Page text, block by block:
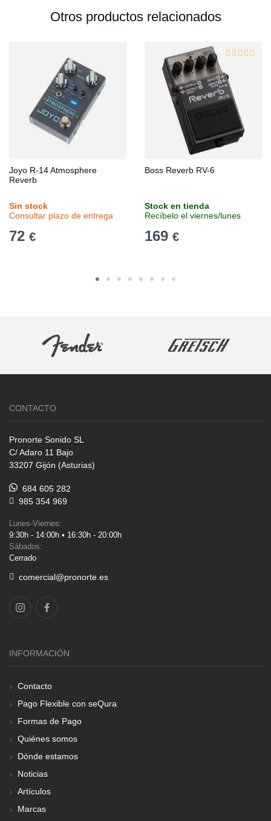
Otros productos relacionados
Joyo R-14 Atmosphere
Reverb
Sin stock
Consultar plazo de entrega
72 €
Boss Reverb RV-6
Stock en tienda
Recíbelo el viernes/lunes
169 €
CONTACTO
Pronorte Sonido SL
C/ Adaro 11 Bajo
33207 Gijón (Asturias)
684 605 282
985 354 969
Lunes-Viernes:
9:30h - 14:00h • 16:30h - 20:00h
Sábados:
Cerrado
comercial@pronorte.es
INFORMACIÓN
Contacto
Pago Flexible con seQura
Formas de Pago
Quiénes somos
Dónde estamos
Noticias
Artículos
Marcas